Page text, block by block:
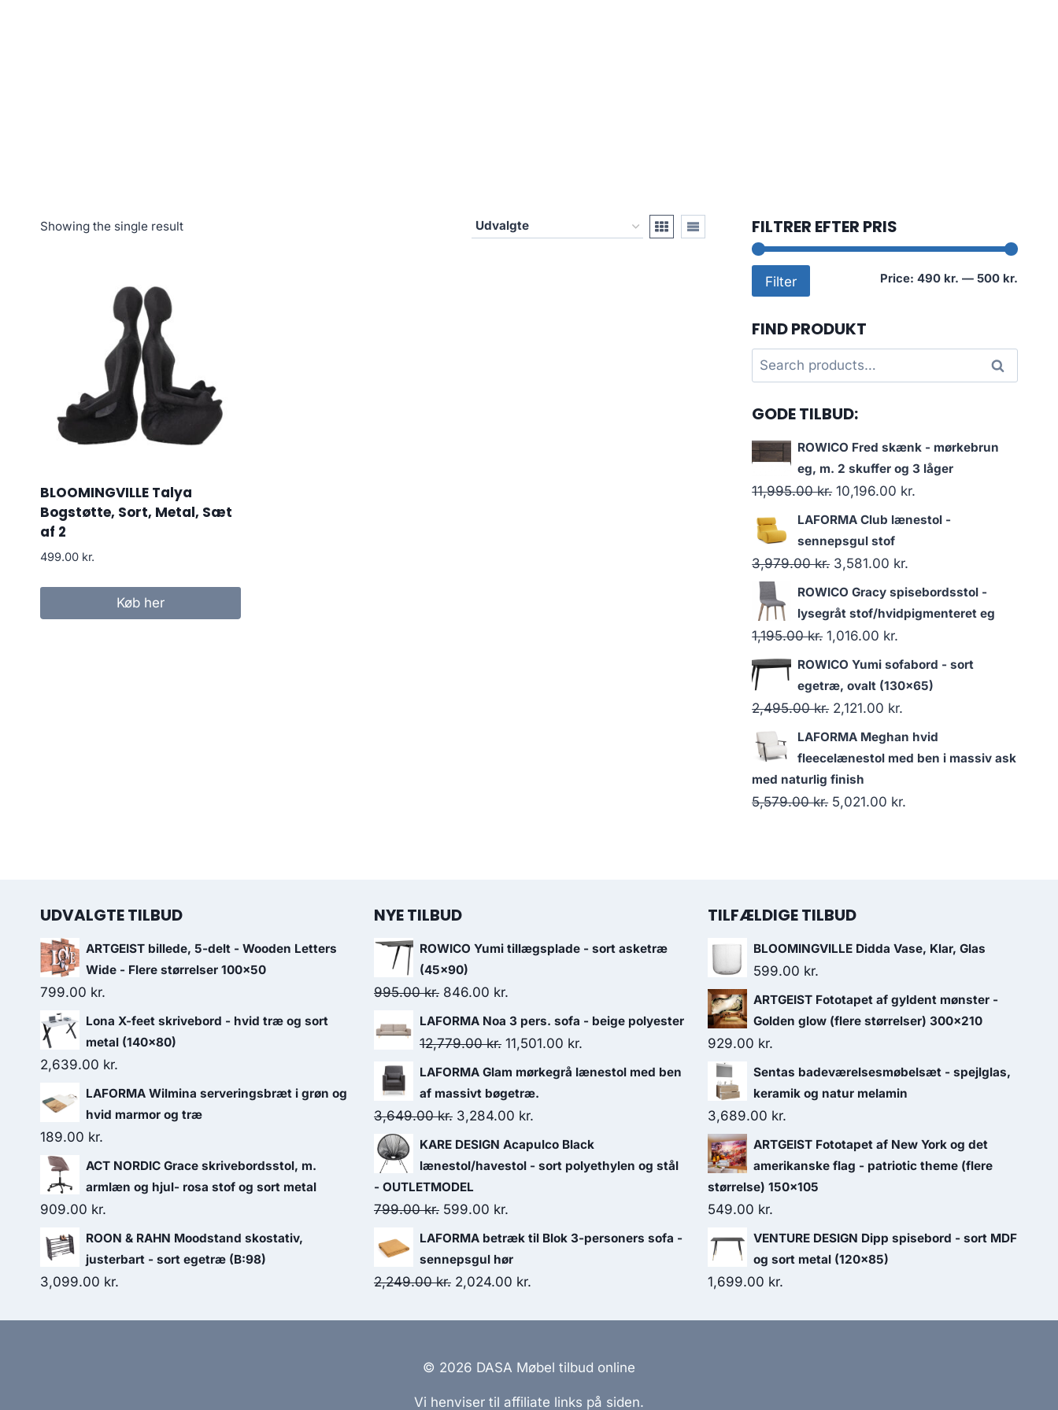
Showing the single result
BLOOMINGVILLE Talya
Bogstøtte, Sort, Metal, Sæt
af 2
499.00 kr.
Køb her
FILTRER EFTER PRIS
Min
Max
Filter Price: 490 kr. — 500 kr.
FIND PRODUKT
Search
for:
Search
GODE TILBUD:
ROWICO Fred skænk - mørkebrun
eg, m. 2 skuffer og 3 låger
11,995.00kr. 10,196.00 kr.
LAFORMA Club lænestol -
sennepsgul stof
3,979.00kr. 3,581.00 kr.
ROWICO Gracy spisebordsstol -
lysegråt stof/hvidpigmenteret eg
1,195.00kr. 1,016.00 kr.
ROWICO Yumi sofabord - sort
egetræ, ovalt (130x65)
2,495.00kr. 2,121.00 kr.
LAFORMA Meghan hvid
fleecelænestol med ben i massiv ask
med naturlig finish
5,579.00kr. 5,021.00 kr.
UDVALGTE TILBUD
ARTGEIST billede, 5-delt - Wooden Letters
Wide - Flere størrelser 100x50
799.00 kr.
Lona X-feet skrivebord - hvid træ og sort
metal (140x80)
2,639.00 kr.
LAFORMA Wilmina serveringsbræt i grøn og
hvid marmor og træ
189.00 kr.
ACT NORDIC Grace skrivebordsstol, m.
armlæn og hjul- rosa stof og sort metal
909.00 kr.
ROON & RAHN Moodstand skostativ,
justerbart - sort egetræ (B:98)
3,099.00 kr.
NYE TILBUD
ROWICO Yumi tillægsplade - sort asketræ
(45x90)
995.00kr. 846.00 kr.
LAFORMA Noa 3 pers. sofa - beige polyester
12,779.00kr. 11,501.00 kr.
LAFORMA Glam mørkegrå lænestol med ben
af massivt bøgetræ.
3,649.00kr. 3,284.00 kr.
KARE DESIGN Acapulco Black
lænestol/havestol - sort polyethylen og stål
- OUTLETMODEL
799.00kr. 599.00 kr.
LAFORMA betræk til Blok 3-personers sofa -
sennepsgul hør
2,249.00kr. 2,024.00 kr.
TILFÆLDIGE TILBUD
BLOOMINGVILLE Didda Vase, Klar, Glas
599.00 kr.
ARTGEIST Fototapet af gyldent mønster -
Golden glow (flere størrelser) 300x210
929.00 kr.
Sentas badeværelsesmøbelsæt - spejlglas,
keramik og natur melamin
3,689.00 kr.
ARTGEIST Fototapet af New York og det
amerikanske flag - patriotic theme (flere
størrelse) 150x105
549.00 kr.
VENTURE DESIGN Dipp spisebord - sort MDF
og sort metal (120x85)
1,699.00 kr.
© 2026 DASA Møbel tilbud online
Vi henviser til affiliate links på siden.